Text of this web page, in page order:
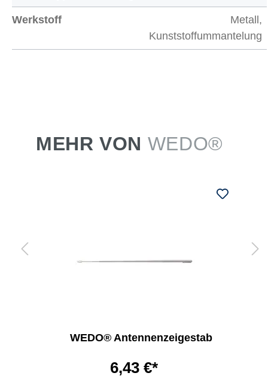
Werkstoff
Metall,
Kunststoffummantelung
MEHR VON WEDO®
WEDO® Antennenzeigestab
6,43 €*